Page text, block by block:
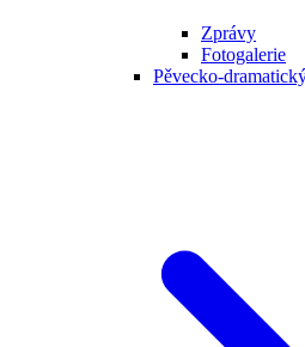
Zprávy
Fotogalerie
Pěvecko-